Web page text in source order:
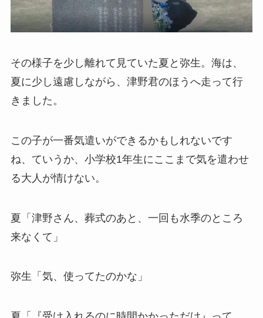
その様子を少し離れて見ていた夏と弥生。海は、
夏に少し遠慮しながら、津野君のほうへ走って行
きました。
この子が一番気遣いができるかもしれないです
ね、ていうか、小学校1年生にここまで気を遣わせ
る大人が情けない。
夏「津野さん、葬式のあと、一回も水季のところ
来なくて」
弥生「気、使ってたのかな」